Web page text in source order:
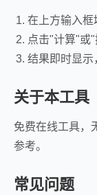
在上方输入框
点击"计算"或
结果即时显示
关于本工具
免费在线工具，
参考。
常见问题